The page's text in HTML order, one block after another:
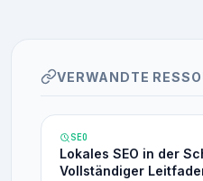
VERWANDTE
SEO
Lokales SEO in der
Vollständiger